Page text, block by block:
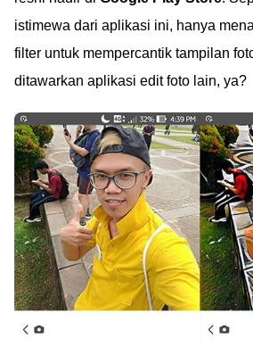
istimewa dari aplikasi ini, hanya
filter untuk mempercantik tampilan
ditawarkan aplikasi edit foto lain, ya?